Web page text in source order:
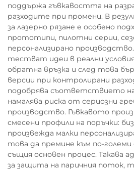
поддържа гъвкавостта на
разходите при промени. В
за лазерно рязане е особено
прототипи, пилотни серии,
персонализирано
тестват идеи в реални
обратна връзка и след това
версии при контролирани
подобрява съответствието
намалява риска от сериозни
производство. Гъвкавото
смесени профили на поръчки:
произвежда малки
това да премине към по-големи
същия основен процес. Такава
за защита на паричния поток,